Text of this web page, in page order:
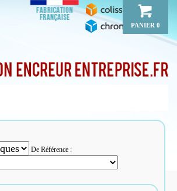
PANIER 0
De Référence :